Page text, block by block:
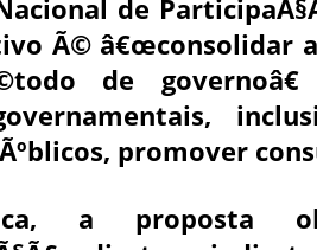
de
Ã© â€œconsolidar
de
promover
a proposta